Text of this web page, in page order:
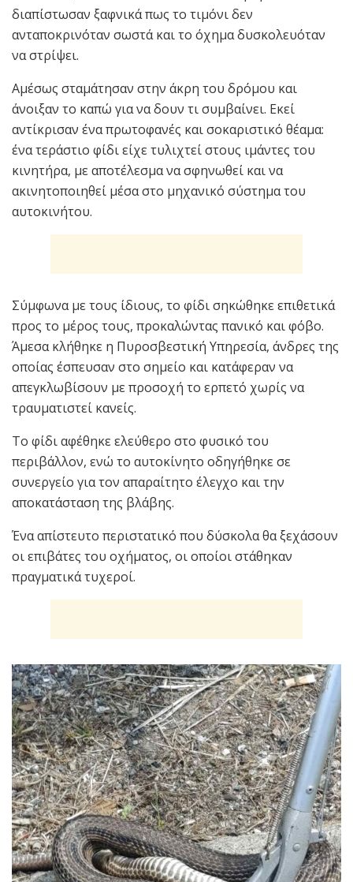
διαπίστωσαν ξαφνικά πως το τιμόνι δεν
ανταποκρινόταν σωστά και το όχημα δυσκολευόταν
να στρίψει.
Αμέσως σταμάτησαν στην άκρη του δρόμου και
άνοιξαν το καπώ για να δουν τι συμβαίνει. Εκεί
αντίκρισαν ένα πρωτοφανές και σοκαριστικό θέαμα:
ένα τεράστιο φίδι είχε τυλιχτεί στους ιμάντες του
κινητήρα, με αποτέλεσμα να σφηνωθεί και να
ακινητοποιηθεί μέσα στο μηχανικό σύστημα του
αυτοκινήτου.
Σύμφωνα με τους ίδιους, το φίδι σηκώθηκε επιθετικά
προς το μέρος τους, προκαλώντας πανικό και φόβο.
Άμεσα κλήθηκε η Πυροσβεστική Υπηρεσία, άνδρες της
οποίας έσπευσαν στο σημείο και κατάφεραν να
απεγκλωβίσουν με προσοχή το ερπετό χωρίς να
τραυματιστεί κανείς.
Το φίδι αφέθηκε ελεύθερο στο φυσικό του
περιβάλλον, ενώ το αυτοκίνητο οδηγήθηκε σε
συνεργείο για τον απαραίτητο έλεγχο και την
αποκατάσταση της βλάβης.
Ένα απίστευτο περιστατικό που δύσκολα θα ξεχάσουν
οι επιβάτες του οχήματος, οι οποίοι στάθηκαν
πραγματικά τυχεροί.